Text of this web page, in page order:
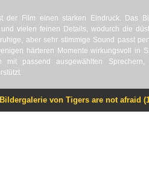
der Film einen starken Eindruck. Das
vielen feinen Details, wodurch die
aber sehr stimmige Sound passt
härteren Momente wirkungsvoll in
mit passend ausgewählten
Bildergalerie von Tigers are not afraid